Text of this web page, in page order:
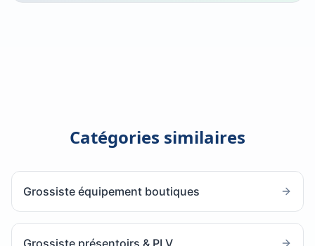
Catégories similaires
Grossiste équipement boutiques
Grossiste présentoirs & PLV